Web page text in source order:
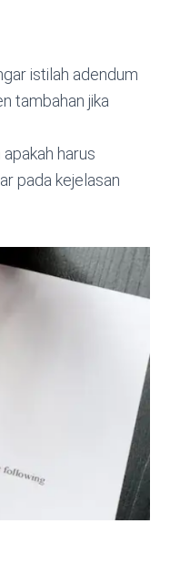
istilah adendum
tambahan jika
harus
pada kejelasan